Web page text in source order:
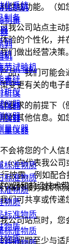
化系统
制备
列
机
劳试验机
表征
析仪
仪器
仪器
量仪器
标准物质
标准物质
准物质
物质
标准物质
物质
物质
化系统
制备
列
机
劳试验机
表征
析仪
仪器
仪器
量仪器
仪器和前沿技术
标准物质
性或功能。（如
我公司站点主
验的个性化，
们做出经营决
品，我们可能
变更有关的电子
要求的前提下（
的其他信息。
会将您的个人信
(c)向代表我公
披露，例如配
事的服务提供
们可共享或传递
公司站点时，您
保留期至少与